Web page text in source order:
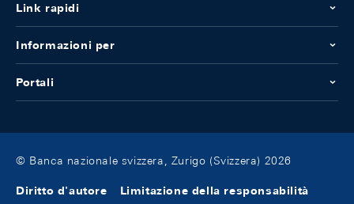
Link rapidi
Informazioni per
Portali
© Banca nazionale svizzera, Zurigo (Svizzera) 2026
Diritto d'autore Limitazione della responsabilità